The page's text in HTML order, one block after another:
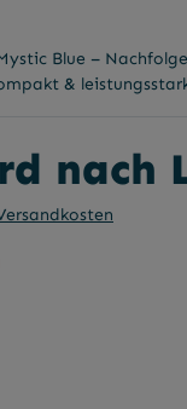
Blue –
&
nach
nicht verfügbar.)
ist zurzeit nicht